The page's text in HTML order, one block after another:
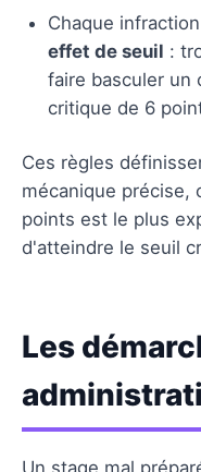
Chaque
effet de seuil :
faire basculer un
critique de 6
Ces règles
mécanique précise,
points est le plus
d'atteindre le seuil
Les
Un stage mal